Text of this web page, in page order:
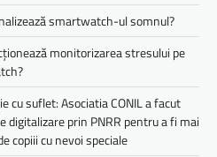
smartwatch-ul somnul?
monitorizarea stresului pe
cu suflet: Asociatia CONIL a facut
digitalizare prin PNRR pentru a fi mai
copiii cu nevoi speciale